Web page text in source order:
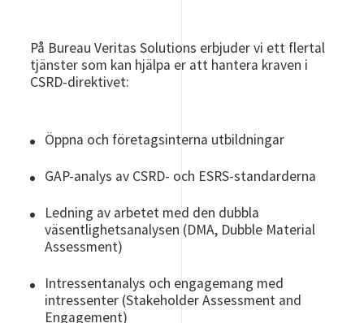
På Bureau Veritas Solutions erbjuder vi ett flertal
tjänster som kan hjälpa er att hantera kraven i
CSRD-direktivet:
Öppna och företagsinterna utbildningar
GAP-analys av CSRD- och ESRS-standarderna
Ledning av arbetet med den dubbla
väsentlighetsanalysen (DMA, Dubble Material
Assessment)
Intressentanalys och engagemang med
intressenter (Stakeholder Assessment and
Engagement)